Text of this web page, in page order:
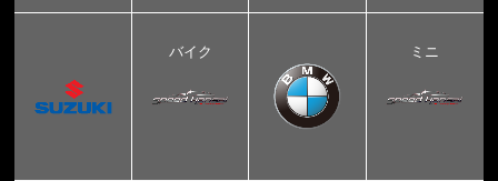
バイク ミニ